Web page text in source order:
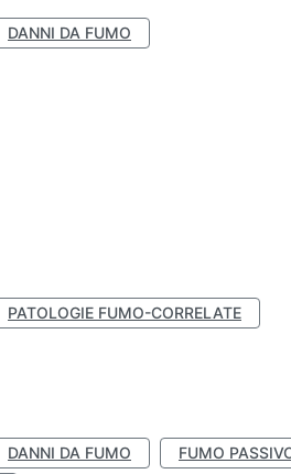
DANNI DA FUMO
PATOLOGIE FUMO-CORRELATE
DANNI DA FUMO
FUMO